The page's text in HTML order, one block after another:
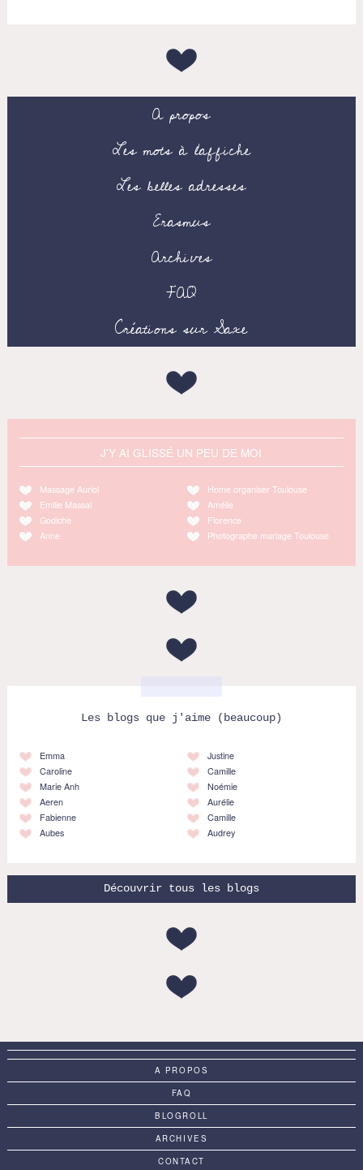
A propos
Les mots à l’affiche
Les belles adresses
Erasmus
Archives
FAQ
Créations sur Saxe
J'Y AI GLISSÉ UN PEU DE MOI
Massage Auriol
Emilie Massal
Godiche
Anne
Home organiser Toulouse
Amélie
Florence
Photographe mariage Toulouse
Les blogs que j'aime (beaucoup)
Emma
Caroline
Marie Anh
Aeren
Fabienne
Aubes
Justine
Camille
Noémie
Aurélie
Camille
Audrey
Découvrir tous les blogs
A PROPOS
FAQ
BLOGROLL
ARCHIVES
CONTACT